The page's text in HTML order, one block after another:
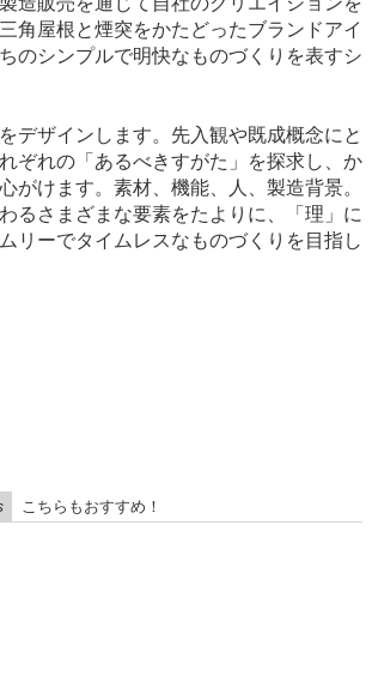
角屋根と煙突をかたどったブランドアイ
のシンプルで明快なものづくりを表すシ
デザインします。先入観や既成概念にと
ぞれの「あるべきすがた」を探求し、か
がけます。素材、機能、人、製造背景。
るさまざまな要素をたよりに、「理」に
リーでタイムレスなものづくりを目指し
こちらもおすすめ！